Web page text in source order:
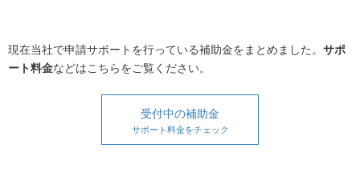
現在当社で申請サポートを行っている補助金をまとめました。 サポ
ート料金などはこちらをご覧ください。
受付中の補助金
サポート料金をチェック